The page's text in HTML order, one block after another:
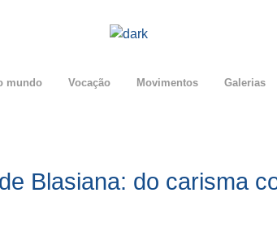
mundo Vocação Movimentos Galerias
Blasiana: do carisma